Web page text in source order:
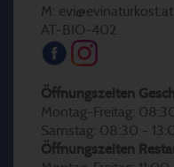
M: evi@evinaturkost.at
AT-BIO-402
Öffnungszeiten
Montag-Freitag:
Samstag: 08:30 -
Öffnungszeiten